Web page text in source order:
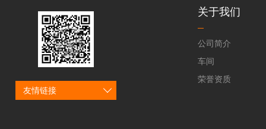
友情链接
关于我们
公司简介
车间
荣誉资质